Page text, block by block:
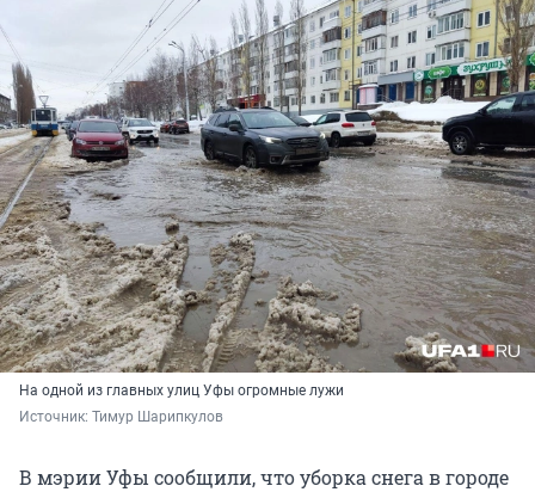
На одной из главных улиц Уфы огромные лужи
Источник: Тимур Шарипкулов
В мэрии Уфы сообщили, что уборка снега в городе